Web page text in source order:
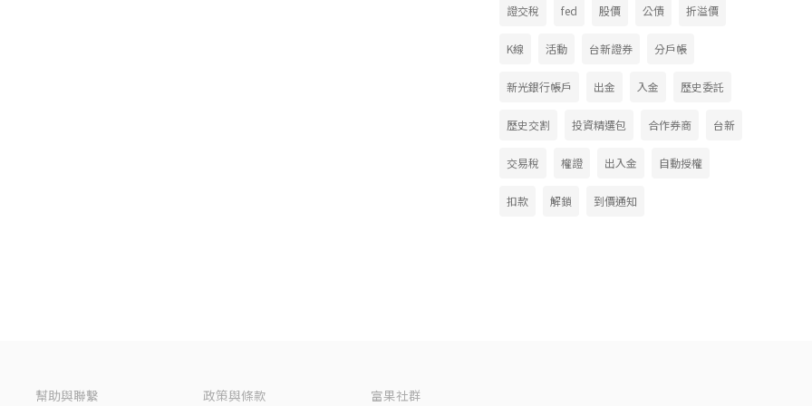
證交稅 fed 股價 公債 折溢價
K線 活動 台新證券 分戶帳
新光銀行帳戶 出金 入金 歷史委託
歷史交割 投資精選包 合作券商 台新
交易稅 權證 出入金 自動授權
扣款 解鎖 到價通知
幫助與聯繫 政策與條款 富果社群